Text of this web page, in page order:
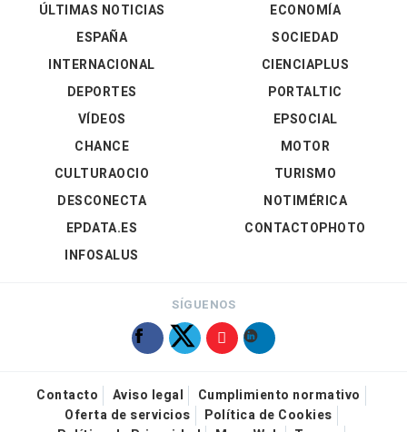
ÚLTIMAS NOTICIAS
ESPAÑA
INTERNACIONAL
DEPORTES
VÍDEOS
ECONOMÍA
SOCIEDAD
CIENCIAPLUS
PORTALTIC
EPSOCIAL
CHANCE
CULTURAOCIO
DESCONECTA
EPDATA.ES
INFOSALUS
MOTOR
TURISMO
NOTIMÉRICA
CONTACTOPHOTO
SÍGUENOS
Contacto Aviso legal
Cumplimiento normativo
Oferta de servicios
Política de Cookies